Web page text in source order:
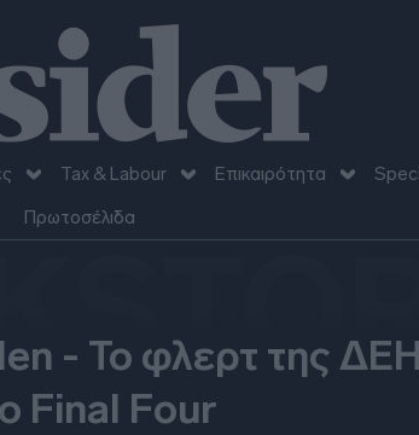
Tax & Labour Επικαιρότητα
Πρωτοσέλιδα
- To φλερτ της ΔΕΗ
Final Four